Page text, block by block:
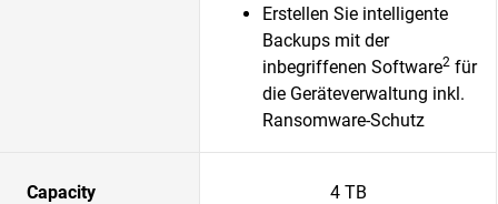
Erstellen Sie intelligente
Backups mit der
inbegriffenen Software2 für
die Geräteverwaltung inkl.
Ransomware-Schutz
Capacity 4 TB